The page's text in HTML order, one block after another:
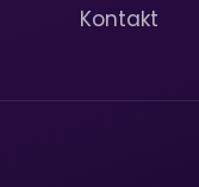
Kontakt